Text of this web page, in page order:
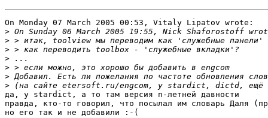
On Monday 07 March 2005 00:53, Vitaly Lipatov wrote:
>
>
>
>
>
>
>
да, у stardict, а то там версия n-летней давности
правда, кто-то говорил, что посылал им словарь Даля
но его так и не добавили :-(